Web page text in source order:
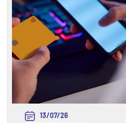
13/07/26